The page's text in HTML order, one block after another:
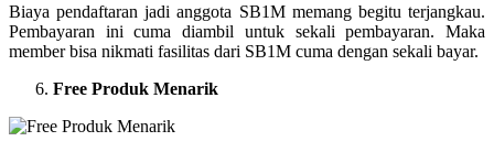
Biaya pendaftaran jadi anggota SB1M memang begitu terjangkau.
Pembayaran ini cuma diambil untuk sekali pembayaran. Maka
member bisa nikmati fasilitas dari SB1M cuma dengan sekali bayar.
Free Produk Menarik